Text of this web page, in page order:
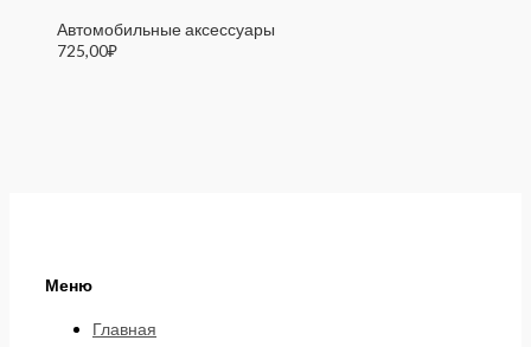
Автомобильные аксессуары
725,00₽
Меню
Главная